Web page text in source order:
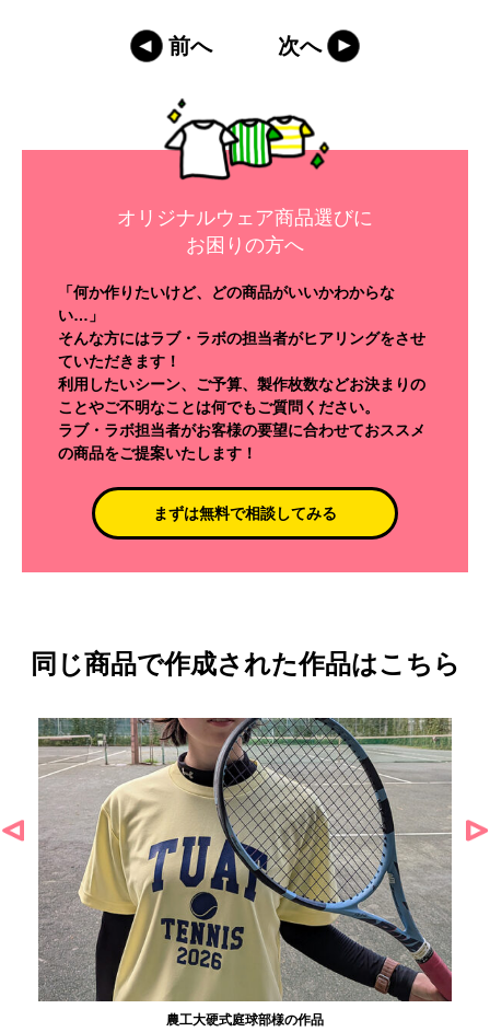
前へ 次へ
オリジナルウェア商品選びに
お困りの方へ
「何か作りたいけど、どの商品がいいかわからな
い…」
そんな方にはラブ・ラボの担当者がヒアリングをさせ
ていただきます！
利用したいシーン、ご予算、製作枚数などお決まりの
ことやご不明なことは何でもご質問ください。
ラブ・ラボ担当者がお客様の要望に合わせておススメ
の商品をご提案いたします！
まずは無料で相談してみる
同じ商品で作成された作品はこちら
農工大硬式庭球部様の作品